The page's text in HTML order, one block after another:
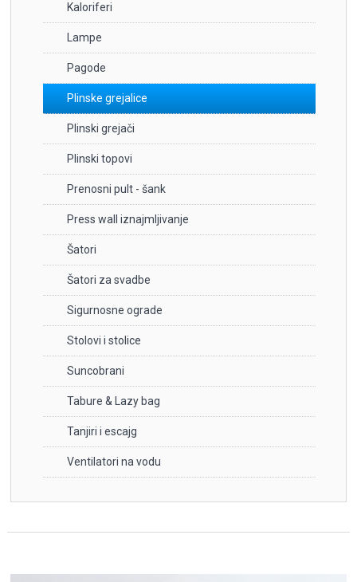
Kaloriferi
Lampe
Pagode
Plinske grejalice
Plinski grejači
Plinski topovi
Prenosni pult - šank
Press wall iznajmljivanje
Šatori
Šatori za svadbe
Sigurnosne ograde
Stolovi i stolice
Suncobrani
Tabure & Lazy bag
Tanjiri i escajg
Ventilatori na vodu